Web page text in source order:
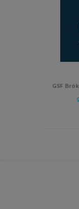
GSF